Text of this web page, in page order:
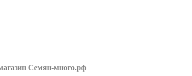
Семян-много.рф